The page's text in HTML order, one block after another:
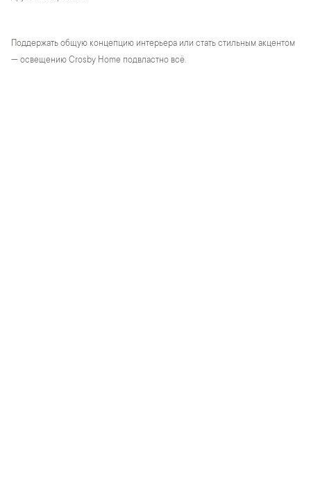
Поддержать общую концепцию интерьера или стать стильным акцентом
— освещению Crosby Home подвластно всё.